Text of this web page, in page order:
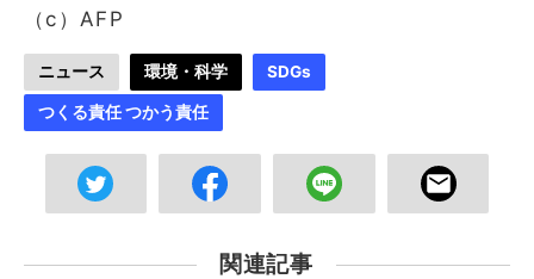
（c）AFP
ニュース 環境・科学 SDGs
つくる責任 つかう責任
関連記事